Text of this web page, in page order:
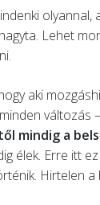
Lehet
aki
változás
mindig a
élek. Erre itt
Hirtelen